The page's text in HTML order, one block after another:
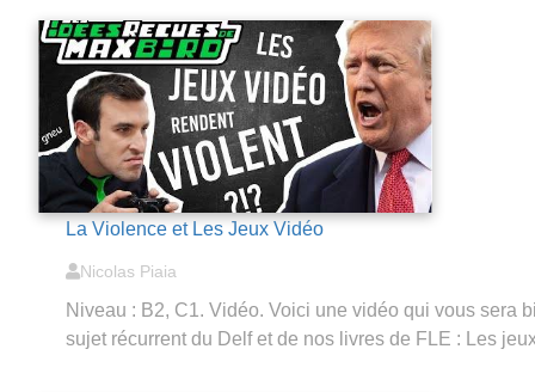
La Violence et Les Jeux Vidéo
Nicolas Piaia
Niveau : B2, C1. Vidéo. Voici une vidéo qui vous sera
sujet récurrent du Delf et de nos livres de FLE : Les